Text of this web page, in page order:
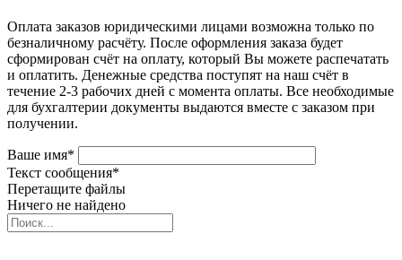
Оплата заказов юридическими лицами возможна только по
безналичному расчёту. После оформления заказа будет
сформирован счёт на оплату, который Вы можете распечатать
и оплатить. Денежные средства поступят на наш счёт в
течение 2-3 рабочих дней с момента оплаты. Все необходимые
для бухгалтерии документы выдаются вместе с заказом при
получении.
Ваше имя*
Текст сообщения*
Перетащите файлы
Ничего не найдено